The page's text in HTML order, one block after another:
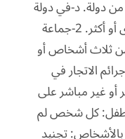
دولة. د-في دولة
واحدة ولكن امتدت آثارها إلى دولة أخرى أو أكثر. 2-جماعة
ثلاث أشخاص أو
الاتجار في
غير مباشر على
أو منفعة مادية أخرى. 3-الطفل: كل شخص لم